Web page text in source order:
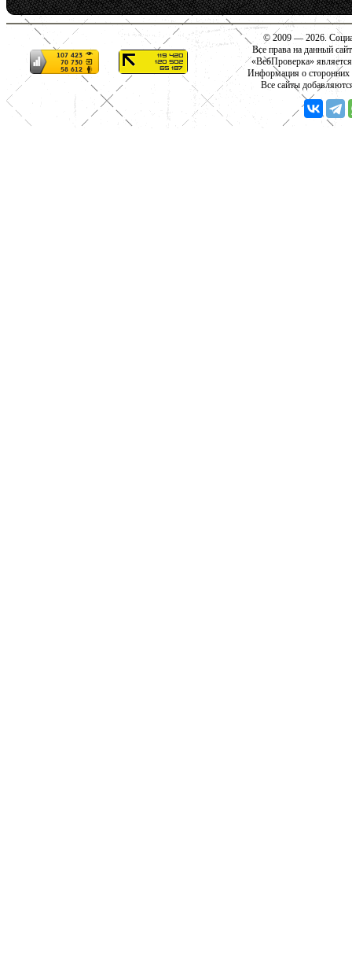
© 2009 — 2026.
Все права на данный
«ВебПроверка»
Информация о сторонних
Все сайты